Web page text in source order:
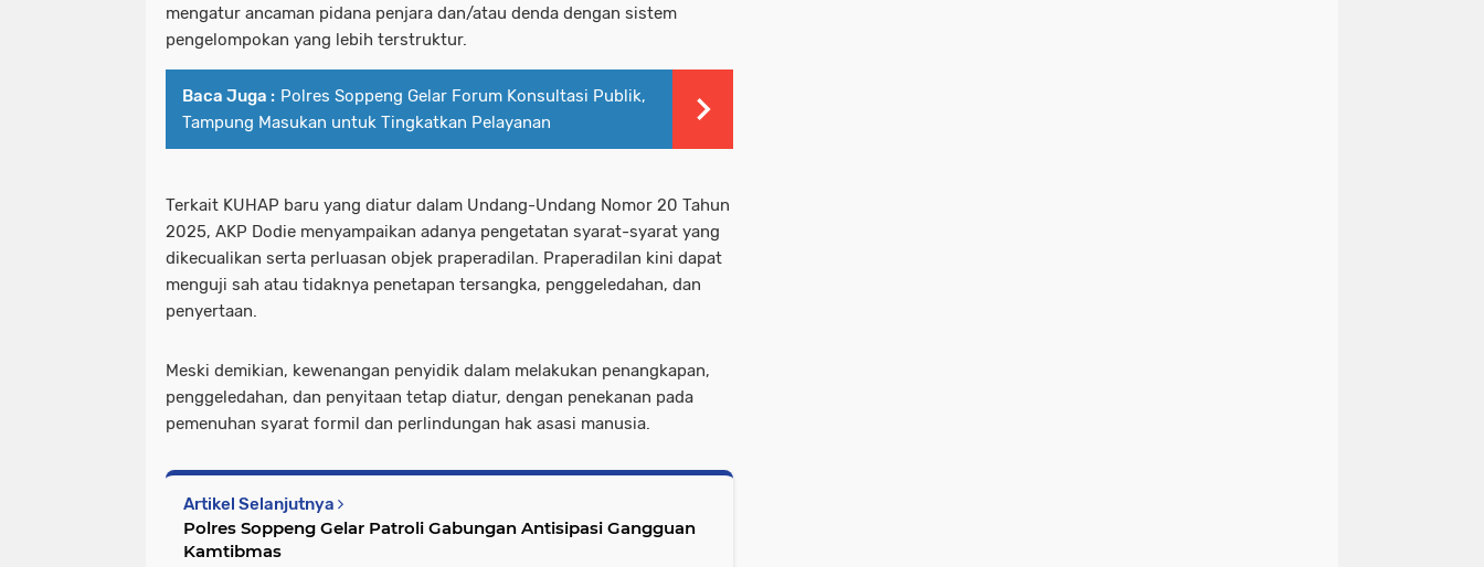
mengatur ancaman pidana penjara dan/atau denda dengan sistem
pengelompokan yang lebih terstruktur.
Baca Juga : Polres Soppeng Gelar Forum Konsultasi Publik,
Tampung Masukan untuk Tingkatkan Pelayanan
Terkait KUHAP baru yang diatur dalam Undang-Undang Nomor 20 Tahun
2025, AKP Dodie menyampaikan adanya pengetatan syarat-syarat yang
dikecualikan serta perluasan objek praperadilan. Praperadilan kini dapat
menguji sah atau tidaknya penetapan tersangka, penggeledahan, dan
penyertaan.
Meski demikian, kewenangan penyidik ​​dalam melakukan penangkapan,
penggeledahan, dan penyitaan tetap diatur, dengan penekanan pada
pemenuhan syarat formil dan perlindungan hak asasi manusia.
Artikel Selanjutnya
Polres Soppeng Gelar Patroli Gabungan Antisipasi Gangguan
Kamtibmas